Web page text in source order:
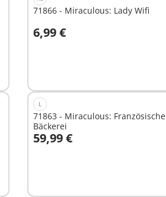
71866 - Miraculous: Lady Wifi
6,99 €
In den Warenkorb
L
71863 - Miraculous: Französische
Bäckerei
59,99 €
In den Warenkorb